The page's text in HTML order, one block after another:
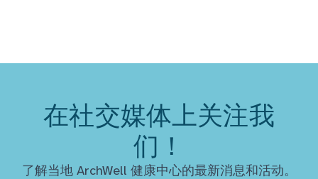
在社交媒体上关注我
们！
了解当地 ArchWell 健康中心的最新消息和活动。